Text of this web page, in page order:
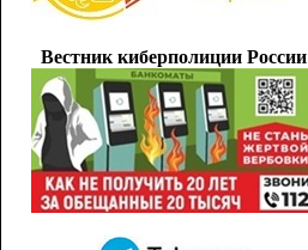
Вестник киберполиции России